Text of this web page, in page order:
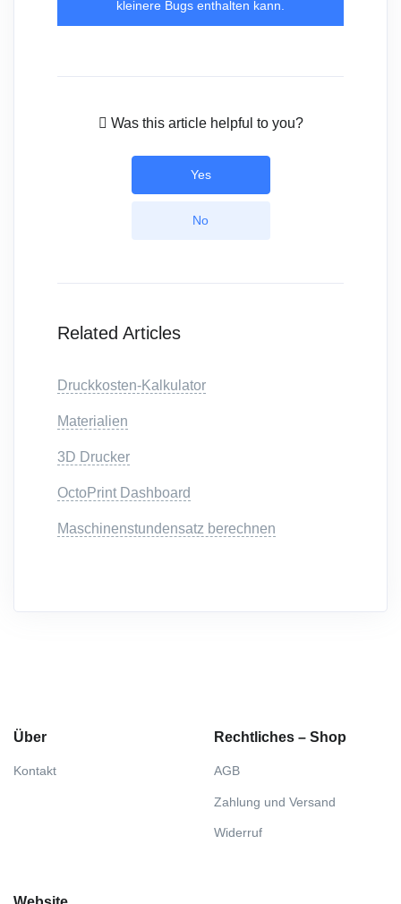
kleinere Bugs enthalten kann.
Was this article helpful to you?
Yes
No
Related Articles
Druckkosten-Kalkulator
Materialien
3D Drucker
OctoPrint Dashboard
Maschinenstundensatz berechnen
Über
Kontakt
Rechtliches – Shop
AGB
Zahlung und Versand
Widerruf